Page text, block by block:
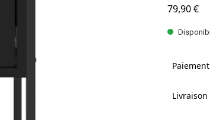
79,90€